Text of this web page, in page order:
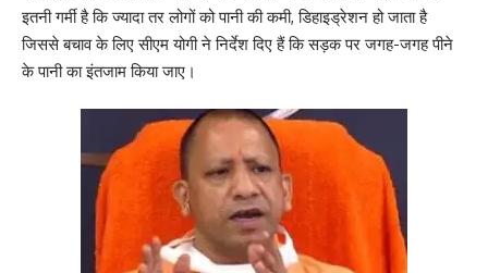
इतनी गर्मी है कि ज्यादा तर लोगों को पानी की कमी, डिहाइड्रेशन हो जाता है
जिससे बचाव के लिए सीएम योगी ने निर्देश दिए हैं कि सड़क पर जगह-जगह पीने
के पानी का इंतजाम किया जाए।